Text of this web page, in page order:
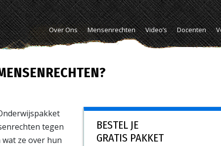
Over Ons Mensenrechten Video’s Docenten
BESTEL JE
GRATIS PAKKET
tegen
ze over hun